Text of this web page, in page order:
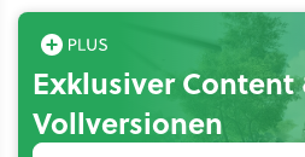
Exklusiver
Vollversionen